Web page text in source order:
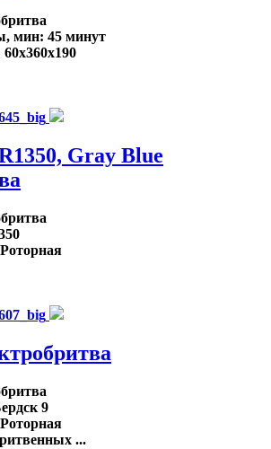
мин: 45 минут
60x360x190
Gray Blue
9
...